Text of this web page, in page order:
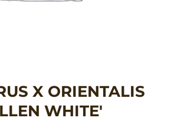
X ORIENTALIS
WHITE'